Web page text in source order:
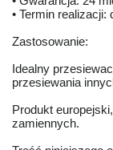
• Termin realizacji:
Zastosowanie:
Idealny
przesiewania
Produkt
zamiennych.